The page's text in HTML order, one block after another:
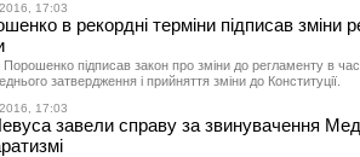
17:03
в рекордні терміни підписав зміни
підписав закон про зміни до регламенту в
затвердження і прийняття зміни до Конституції.
17:03
завели справу за звинувачення